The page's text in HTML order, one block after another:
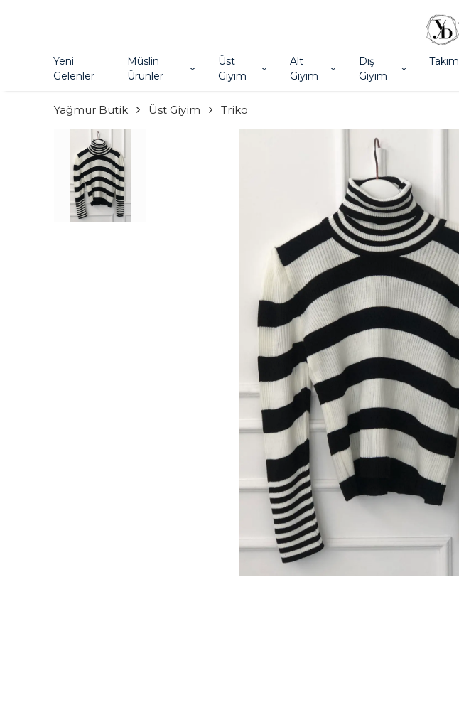
Yeni
Gelenler
Müslin
Ürünler
Üst
Giyim
Alt
Giyim
Dış
Giyim
Takım
Yağmur Butik Üst Giyim Triko